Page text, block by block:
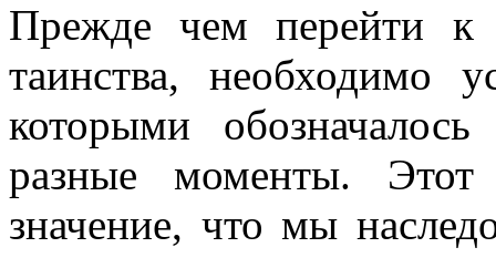
Прежде чем перейти к
таинства, необходимо
которыми
разные моменты.
значение, что мы